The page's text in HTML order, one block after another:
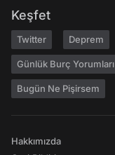
Keşfet
Twitter Deprem
Günlük Burç Yorumları
Bugün Ne Pişirsem
Hakkımızda